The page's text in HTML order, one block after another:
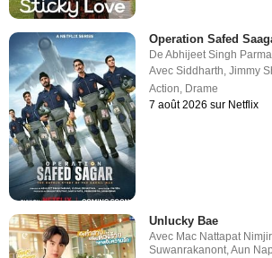
Operation Safed
DeAbhijeet Singh
AvecSiddharth,Jimmy
Action, Drame
7 août 2026 sur Netflix
Unlucky Bae
Avec Mac Nattapat
Suwanrakanont,Aun